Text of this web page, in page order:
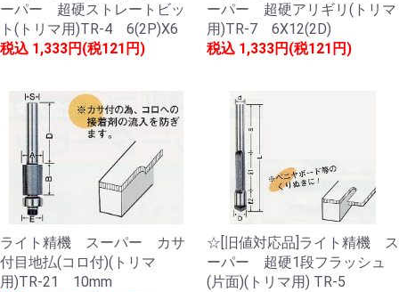
ーパー 超硬ストレートビッ
ト(トリマ用)TR-4 6(2P)X6
税込 1,333円(税121円)
ーパー 超硬アリギリ(トリマ
用)TR-7 6X12(2D)
税込 1,333円(税121円)
ライト精機 スーパー カサ
付目地払(コロ付)(トリマ
用)TR-21 10mm
☆[旧値対応品]ライト精機 ス
ーパー 超硬1段フラッシュ
(片面)(トリマ用) TR-5